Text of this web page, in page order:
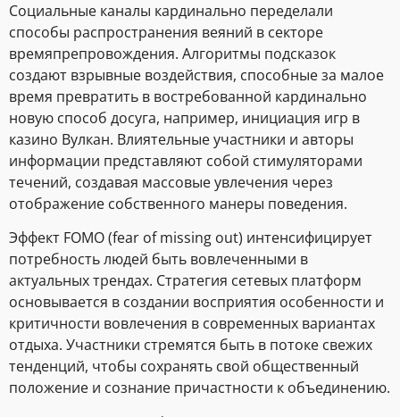
Социальные каналы кардинально переделали
способы распространения веяний в секторе
времяпрепровождения. Алгоритмы подсказок
создают взрывные воздействия, способные за малое
время превратить в востребованной кардинально
новую способ досуга, например, инициация игр в
казино Вулкан. Влиятельные участники и авторы
информации представляют собой стимуляторами
течений, создавая массовые увлечения через
отображение собственного манеры поведения.
Эффект FOMO (fear of missing out) интенсифицирует
потребность людей быть вовлеченными в
актуальных трендах. Стратегия сетевых платформ
основывается в создании восприятия особенности и
критичности вовлечения в современных вариантах
отдыха. Участники стремятся быть в потоке свежих
тенденций, чтобы сохранять свой общественный
положение и сознание причастности к объединению.